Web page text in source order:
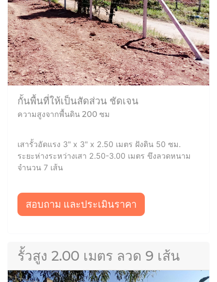
กั้นพื้นที่ให้เป็นสัดส่วน ชัดเจน
ความสูงจากพื้นดิน 200 ซม
เสารั้วอัดแรง 3" x 3" x 2.50 เมตร ฝังดิน 50 ซม.
ระยะห่างระหว่างเสา 2.50-3.00 เมตร ขึงลวดหนาม
จำนวน 7 เส้น
สอบถาม และประเมินราคา
รั้วสูง 2.00 เมตร ลวด 9 เส้น